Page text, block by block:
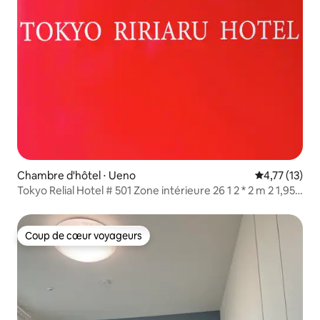
Chambre d'hôtel ⋅ Ueno Évaluation
4,77 (13)
Tokyo Relial Hotel # 501 Zone intérieure 26 1 2 * 2 m 2 1,95 *
Coup de cœur voyageurs
Coup de cœur voyageurs